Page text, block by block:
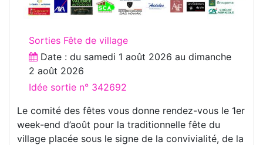
Sorties Fête de village
Date : du samedi 1 août 2026 au dimanche
2 août 2026
Idée sortie n° 342692
Le comité des fêtes vous donne rendez-vous le 1er
week-end d’août pour la traditionnelle fête du
village placée sous le signe de la convivialité, de la